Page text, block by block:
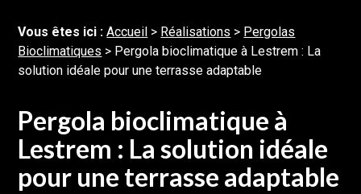
Vous êtes ici :Accueil > Réalisations > Pergolas
Bioclimatiques > Pergola bioclimatique à Lestrem : La
solution idéale pour une terrasse adaptable
Pergola bioclimatique à
Lestrem : La solution idéale
pour une terrasse adaptable